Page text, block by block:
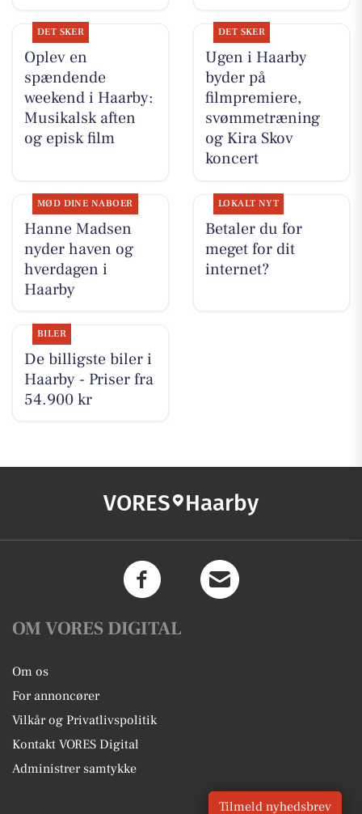
DET SKER
Oplev en
spændende
weekend i Haarby:
Musikalsk aften
og episk film
DET SKER
Ugen i Haarby
byder på
filmpremiere,
svømmetræning
og Kira Skov
koncert
MØD DINE NABOER
Hanne Madsen
nyder haven og
hverdagen i
Haarby
LOKALT NYT
Betaler du for
meget for dit
internet?
BILER
De billigste biler i
Haarby - Priser fra
54.900 kr
VORES Haarby
OM VORES DIGITAL
Om os
For annoncører
Vilkår og Privatlivspolitik
Kontakt VORES Digital
Administrer samtykke
Tilmeld nyhedsbrev